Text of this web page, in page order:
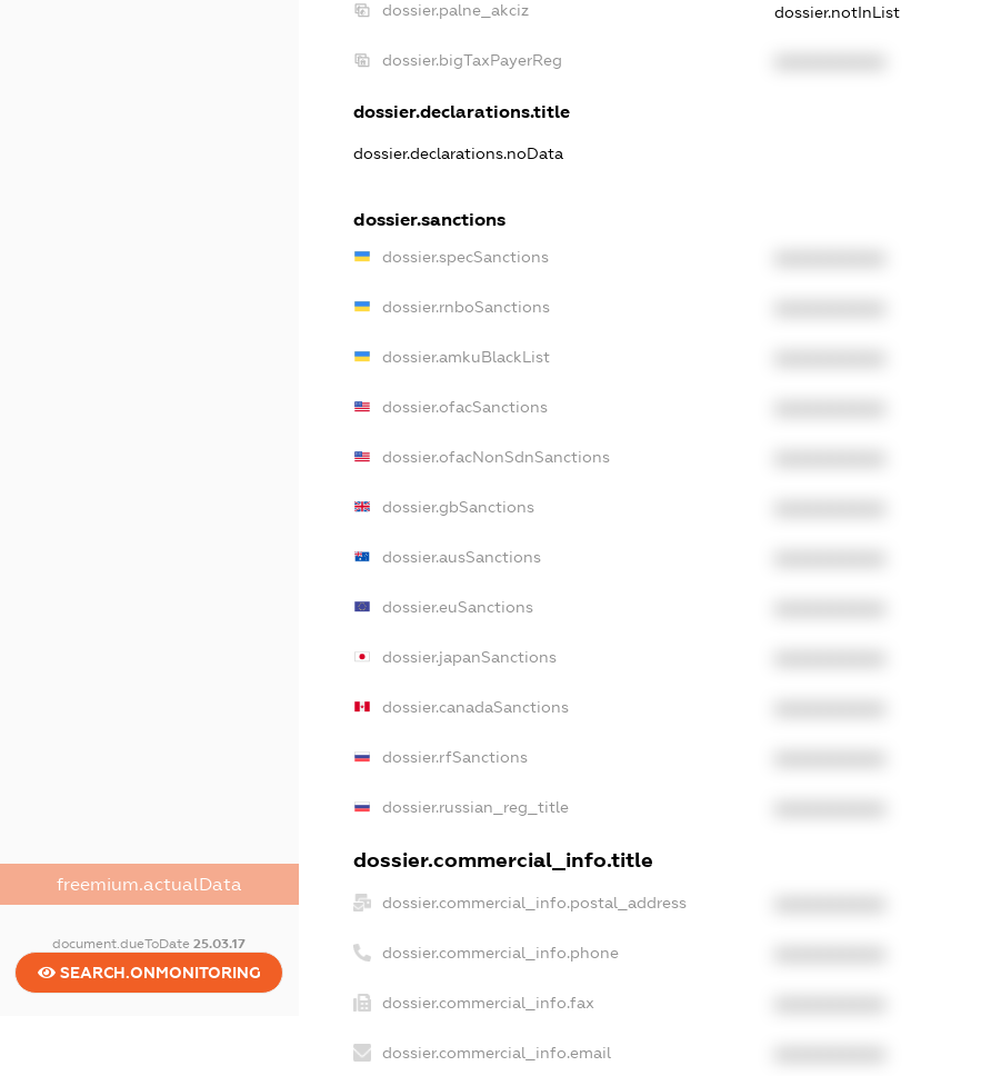
freemium.actualData
document.dueToDate25.03.17
SEARCH.ONMONITORING
dossier.palne_akciz dossier.notInList
dossier.bigTaxPayerReg
dossier.declarations.title
dossier.declarations.noData
dossier.sanctions
dossier.specSanctions
dossier.rnboSanctions
dossier.amkuBlackList
dossier.ofacSanctions
dossier.ofacNonSdnSanctions
dossier.gbSanctions
dossier.ausSanctions
dossier.euSanctions
dossier.japanSanctions
dossier.canadaSanctions
dossier.rfSanctions
dossier.russian_reg_title
dossier.commercial_info.title
dossier.commercial_info.postal_address
dossier.commercial_info.phone
dossier.commercial_info.fax
dossier.commercial_info.email